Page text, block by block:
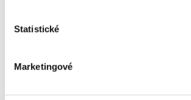
Statistické
Marketingové
Pevné linky slabý
Mobilní sítě v ČR